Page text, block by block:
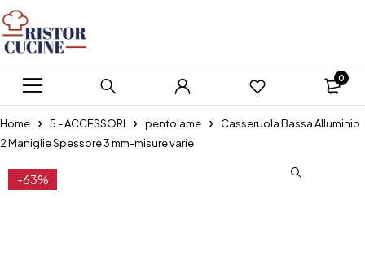
0
Home 5 - ACCESSORI pentolame
Casseruola Bassa Alluminio
2 Maniglie Spessore 3 mm-misure varie
-63%